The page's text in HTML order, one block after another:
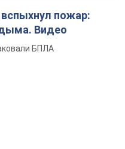
пожар:
Видео
БПЛА